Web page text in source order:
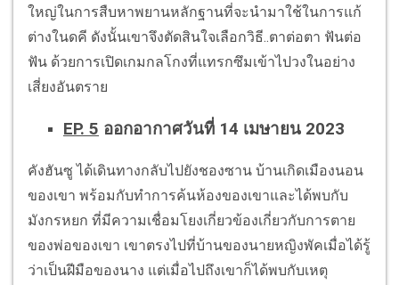
ใหญ่ในการสืบหาพยานหลักฐานที่จะนำมาใช้ในการแก้
ต่างในดคี ดังนั้นเขาจึงตัดสินใจเลือกวิธี..ตาต่อตา ฟันต่อ
ฟัน ด้วยการเปิดเกมกลโกงที่แทรกซึมเข้าไปวงในอย่าง
เสี่ยงอันตราย
EP. 5 ออกอากาศวันที่ 14 เมษายน 2023
คังฮันซู ได้เดินทางกลับไปยังชองซาน บ้านเกิดเมืองนอน
ของเขา พร้อมกับทำการค้นห้องของเขาและได้พบกับ
มังกรหยก ที่มีความเชื่อมโยงเกี่ยวข้องเกี่ยวกับการตาย
ของพ่อของเขา เขาตรงไปที่บ้านของนายหญิงพัคเมื่อได้รู้
ว่าเป็นฝีมือของนาง แต่เมื่อไปถึงเขาก็ได้พบกับเหตุ